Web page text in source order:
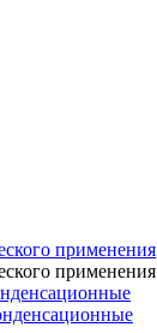
применения
применения